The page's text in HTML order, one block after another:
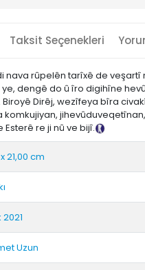
Taksit Seçenekleri
rûpelên tarîxê de
dengê do û îro digihîne
Dirêj, wezîfeya bîra
re ji nû ve bijî.
Tanıtım
21,00 cm
Uzun